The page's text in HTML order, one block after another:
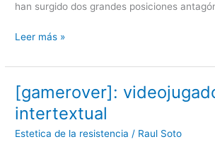
han surgido dos grandes posiciones
Leer más »
[gamerover]:
intertextual
Estetica de la resistencia / Raul Soto
[gamerover]:
videojugador
intertextual